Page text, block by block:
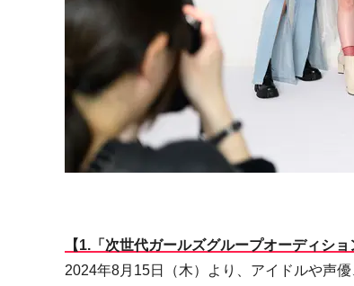
【1.「次世代ガールズグループオーディシ
2024年8月 15日（木）より、アイドルや声